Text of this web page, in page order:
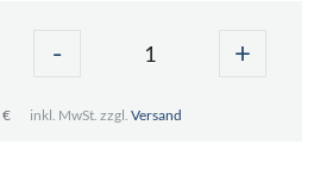
- +
€ inkl. MwSt. zzgl. Versand